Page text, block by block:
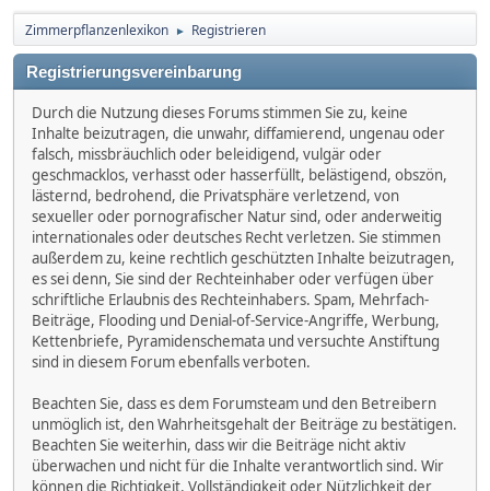
Zimmerpflanzenlexikon ► Registrieren
Registrierungsvereinbarung
Durch die Nutzung dieses Forums stimmen Sie zu, keine
Inhalte beizutragen, die unwahr, diffamierend, ungenau oder
falsch, missbräuchlich oder beleidigend, vulgär oder
geschmacklos, verhasst oder hasserfüllt, belästigend, obszön,
lästernd, bedrohend, die Privatsphäre verletzend, von
sexueller oder pornografischer Natur sind, oder anderweitig
internationales oder deutsches Recht verletzen. Sie stimmen
außerdem zu, keine rechtlich geschützten Inhalte beizutragen,
es sei denn, Sie sind der Rechteinhaber oder verfügen über
schriftliche Erlaubnis des Rechteinhabers. Spam, Mehrfach-
Beiträge, Flooding und Denial-of-Service-Angriffe, Werbung,
Kettenbriefe, Pyramidenschemata und versuchte Anstiftung
sind in diesem Forum ebenfalls verboten.
Beachten Sie, dass es dem Forumsteam und den Betreibern
unmöglich ist, den Wahrheitsgehalt der Beiträge zu bestätigen.
Beachten Sie weiterhin, dass wir die Beiträge nicht aktiv
überwachen und nicht für die Inhalte verantwortlich sind. Wir
können die Richtigkeit, Vollständigkeit oder Nützlichkeit der